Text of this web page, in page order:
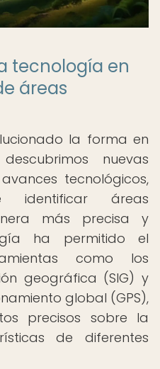
tecnología en
áreas
la forma en
nuevas
tecnológicos,
identificar áreas
más precisa y
ha permitido el
como los
geográfica (SIG) y
global (GPS),
precisos sobre la
de diferentes